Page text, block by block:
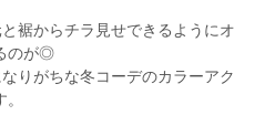
裾からチラ見せできるようにオ
のが◎
りがちな冬コーデのカラーアク